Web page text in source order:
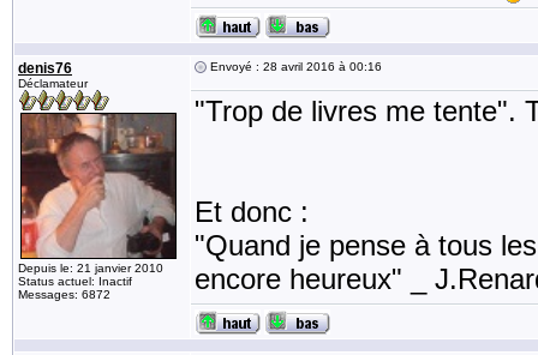
denis76
Déclamateur
Depuis le: 21 janvier 2010
Status actuel: Inactif
Messages: 6872
Envoyé : 28 avril 2016 à 00:16
"Trop de livres me tente".
Et donc :
"Quand je pense à tous
encore heureux" _